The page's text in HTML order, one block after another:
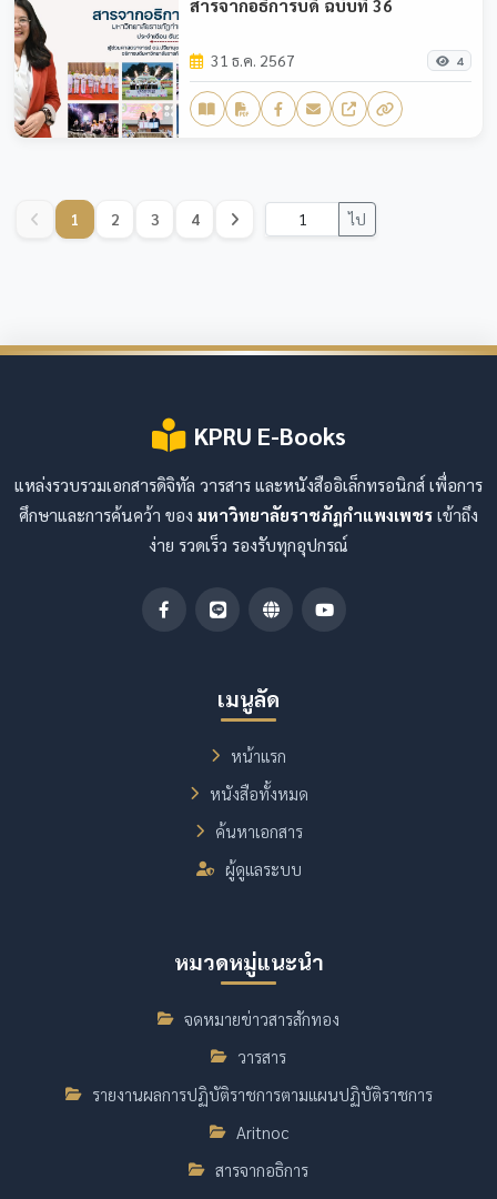
สารจากอธิการบดี ฉบับที่ 36
31 ธ.ค. 2567 4
1 2 3 4 ไป
KPRU E-Books
แหล่งรวบรวมเอกสารดิจิทัล วารสาร และหนังสืออิเล็กทรอนิกส์ เพื่อการ
ศึกษาและการค้นคว้า ของ มหาวิทยาลัยราชภัฏกำแพงเพชร เข้าถึง
ง่าย รวดเร็ว รองรับทุกอุปกรณ์
เมนูลัด
หน้าแรก
หนังสือทั้งหมด
ค้นหาเอกสาร
ผู้ดูแลระบบ
หมวดหมู่แนะนำ
จดหมายข่าวสารสักทอง
วารสาร
รายงานผลการปฏิบัติราชการตามแผนปฏิบัติราชการ
Aritnoc
สารจากอธิการ